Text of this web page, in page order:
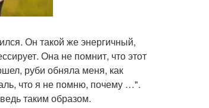
Он такой же энергичный,
Она не помнит, что этот
руби обняла меня, как
что я не помню, почему …".
таким образом.